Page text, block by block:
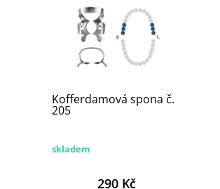
Kofferdamová spona č.
205
skladem
290 Kč